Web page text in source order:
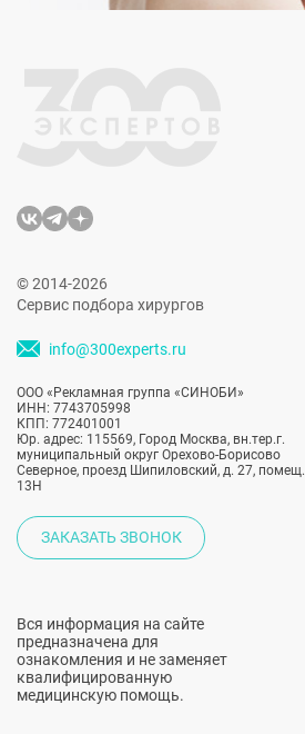
© 2014-2026
Сервис подбора хирургов
info@300experts.ru
ООО «Рекламная группа «СИНОБИ»
ИНН: 7743705998
КПП: 772401001
Юр. адрес: 115569, Город Москва, вн.тер.г.
муниципальный округ Орехово-Борисово
Северное, проезд Шипиловский, д. 27, помещ.
13Н
ЗАКАЗАТЬ ЗВОНОК
Вся информация на сайте
предназначена для
ознакомления и не заменяет
квалифицированную
медицинскую помощь.